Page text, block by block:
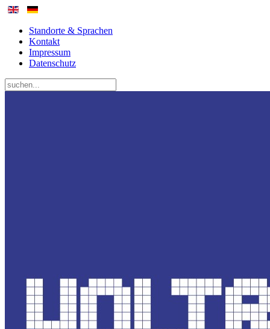
Standorte & Sprachen
Kontakt
Impressum
Datenschutz